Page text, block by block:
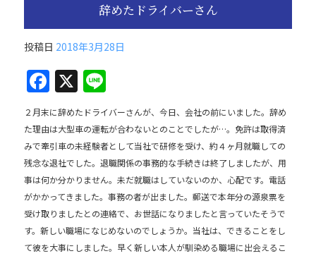
辞めたドライバーさん
投稿日 2018年3月28日
F
a
c
e
b
o
o
k
X Li
n
e
２月末に辞めたドライバーさんが、今日、会社の前にいました。辞め
た理由は大型車の運転が合わないとのことでしたが…。免許は取得済
みで牽引車の未経験者として当社で研修を受け、約４ヶ月就職しての
残念な退社でした。退職関係の事務的な手続きは終了しましたが、用
事は何か分かりません。未だ就職はしていないのか、心配です。電話
がかかってきました。事務の者が出ました。郵送で本年分の源泉票を
受け取りましたとの連絡で、お世話になりましたと言っていたそうで
す。新しい職場になじめないのでしょうか。当社は、できることをし
て彼を大事にしました。早く新しい本人が馴染める職場に出会えるこ